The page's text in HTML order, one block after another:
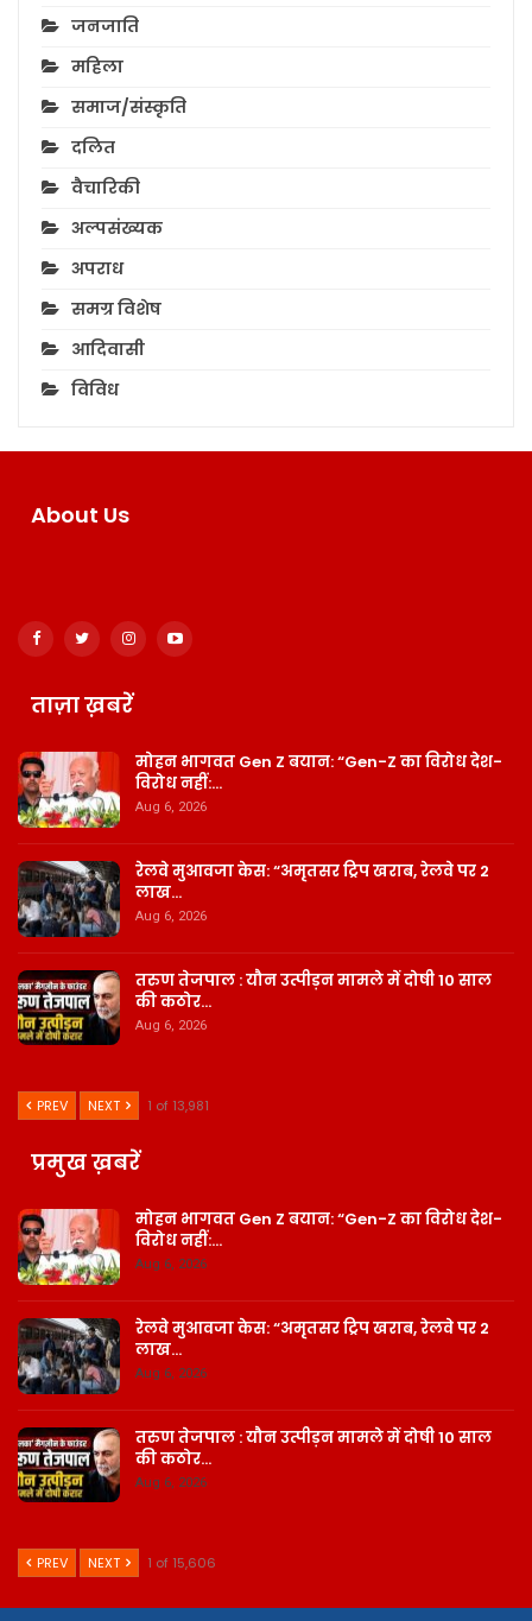
जनजाति
महिला
समाज/संस्कृति
दलित
वैचारिकी
अल्पसंख्यक
अपराध
समग्र विशेष
आदिवासी
विविध
About Us
ताज़ा ख़बरें
मोहन भागवत Gen Z बयान: “Gen-Z का विरोध देश-
विरोध नहीं:…
Aug 6, 2026
रेलवे मुआवजा केस: “अमृतसर ट्रिप खराब, रेलवे पर 2
लाख…
Aug 6, 2026
तरुण तेजपाल : यौन उत्पीड़न मामले में दोषी 10 साल
की कठोर…
Aug 6, 2026
PREV NEXT 1 of 13,981
प्रमुख ख़बरें
मोहन भागवत Gen Z बयान: “Gen-Z का विरोध देश-
विरोध नहीं:…
Aug 6, 2026
रेलवे मुआवजा केस: “अमृतसर ट्रिप खराब, रेलवे पर 2
लाख…
Aug 6, 2026
तरुण तेजपाल : यौन उत्पीड़न मामले में दोषी 10 साल
की कठोर…
Aug 6, 2026
PREV NEXT 1 of 15,606